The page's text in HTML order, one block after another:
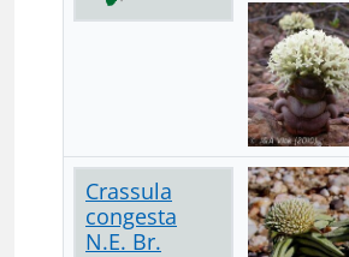
Crassula
congesta
N.E. Br.